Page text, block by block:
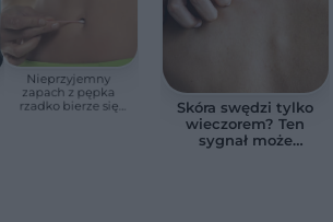
Nieprzyjemny
zapach z pępka
rzadko bierze się
Skóra swędzi tylko
wieczorem? Ten
sygnał może